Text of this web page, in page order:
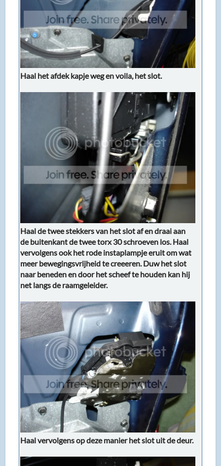
Haal het afdek kapje weg en voila, het slot.
Haal de twee stekkers van het slot af en draai aan
de buitenkant de twee torx 30 schroeven los. Haal
vervolgens ook het rode instaplampje eruit om wat
meer bewegingsvrijheid te creeeren. Duw het slot
naar beneden en door het scheef te houden kan hij
net langs de raamgeleider.
Haal vervolgens op deze manier het slot uit de deur.